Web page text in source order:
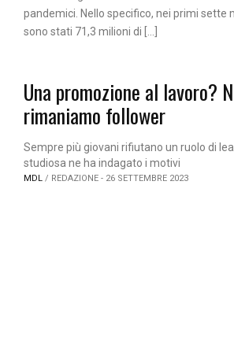
pandemici. Nello specifico, nei primi sette
sono stati 71,3 milioni di […]
Una promozione al lavoro?
rimaniamo follower
Sempre più giovani rifiutano un ruolo di
studiosa ne ha indagato i motivi
MDL / REDAZIONE - 26 SETTEMBRE 2023